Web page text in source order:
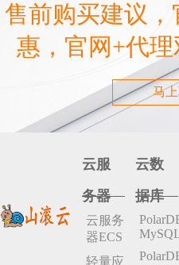
售前购买建议
惠，官网+代
马
云服
务器
云服务
器ECS
轻量应
云数
据库